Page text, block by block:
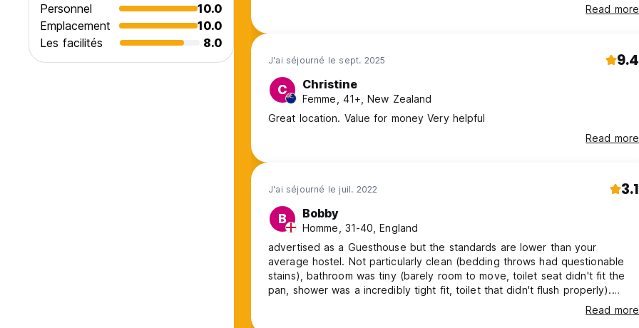
Personnel
10.0
Emplacement
10.0
Les facilités
8.0
Read more
J'ai séjourné le sept. 2025 9.4
C Christine
Femme, 41+, New Zealand
Great location. Value for money Very helpful
Read more
J'ai séjourné le juil. 2022 3.1
B Bobby
Homme, 31-40, England
advertised as a Guesthouse but the standards are lower than your
average hostel. Not particularly clean (bedding throws had questionable
stains), bathroom was tiny (barely room to move, toilet seat didn't fit the
pan, shower was a incredibly tight fit, toilet that didn't flush properly).
Curtains didn't cover the windows, which means no sleep when sun comes
Read more